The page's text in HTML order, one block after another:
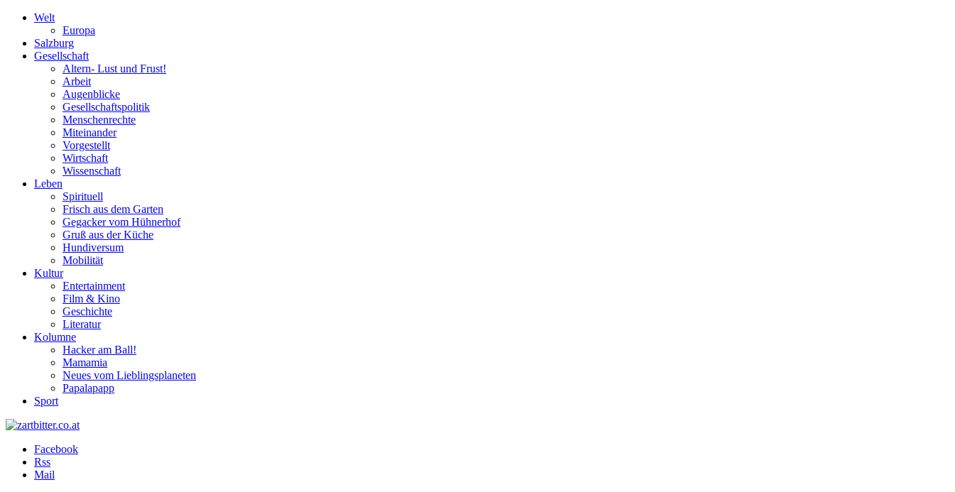
Welt
Europa
Salzburg
Gesellschaft
Altern- Lust und Frust!
Arbeit
Augenblicke
Gesellschaftspolitik
Menschenrechte
Miteinander
Vorgestellt
Wirtschaft
Wissenschaft
Leben
Spirituell
Frisch aus dem Garten
Gegacker vom Hühnerhof
Gruß aus der Küche
Hundiversum
Mobilität
Kultur
Entertainment
Film & Kino
Geschichte
Literatur
Kolumne
Hacker am Ball!
Mamamia
Neues vom Lieblingsplaneten
Papalapapp
Sport
Facebook
Rss
Mail